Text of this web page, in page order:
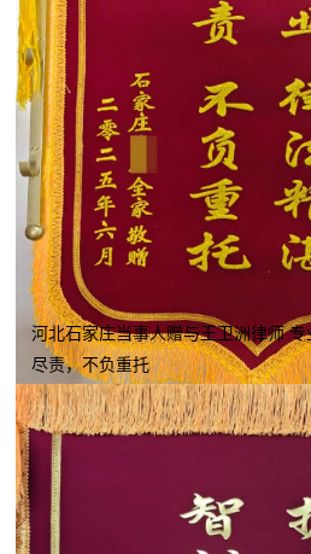
河北石家庄当事人赠与王卫洲律师
尽责，不负重托